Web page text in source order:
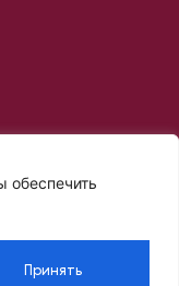
обеспечить
Принять